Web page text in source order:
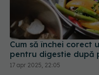
Cum să închei corect
pentru digestie după
17 apr 2025, 22:05